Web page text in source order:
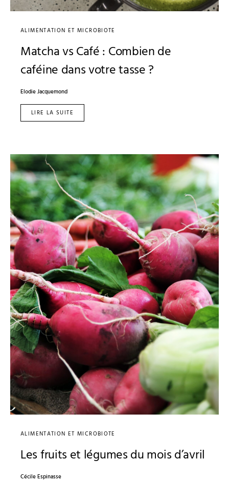
ALIMENTATION ET MICROBIOTE
Matcha vs Café : Combien de
caféine dans votre tasse ?
Elodie Jacquemond
LIRE LA SUITE
ALIMENTATION ET MICROBIOTE
Les fruits et légumes du mois d’avril
Cécile Espinasse